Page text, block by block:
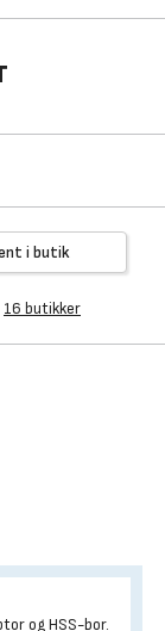
i butik
16 butikker
og HSS-bor.